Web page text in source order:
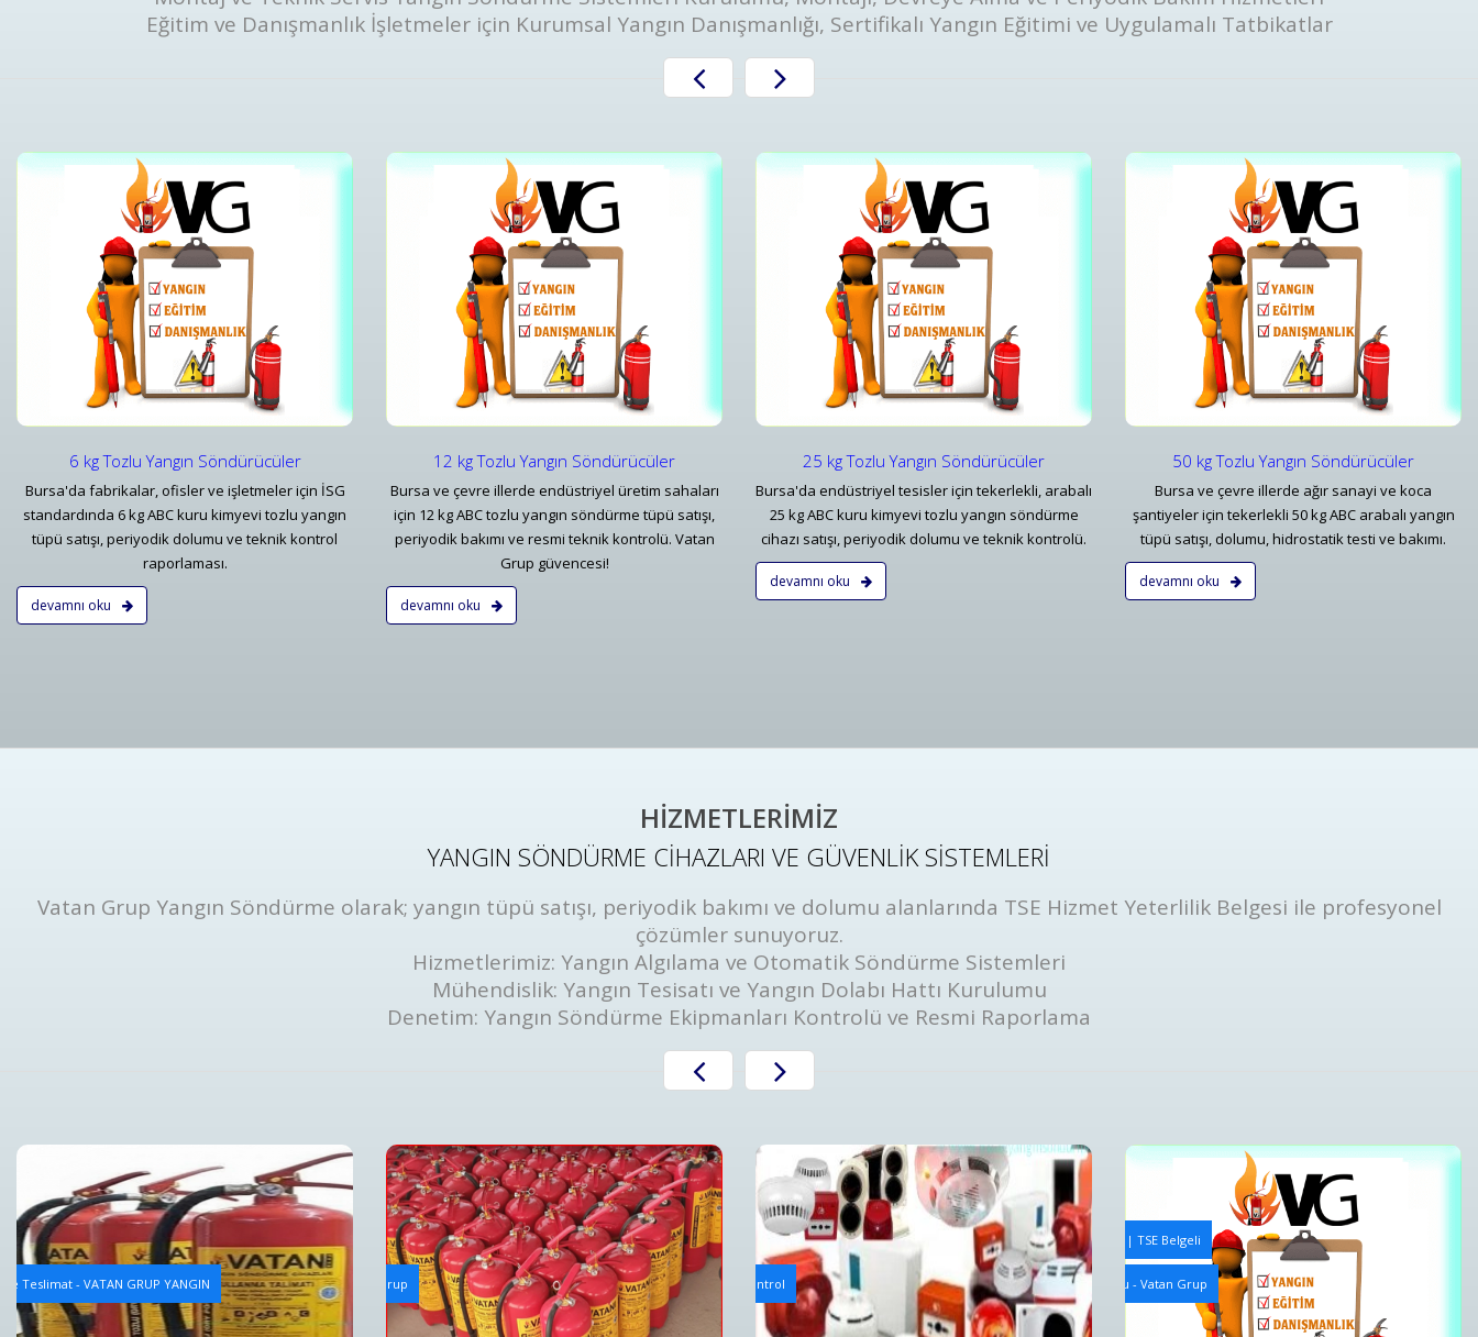
Eğitim ve Danışmanlık İşletmeler için Kurumsal Yangın Danışmanlığı, Sertifikalı Yangın Eğitimi ve Uygulamalı Tatbikatlar
6 kg Tozlu Yangın Söndürücüler
Bursa'da fabrikalar, ofisler ve işletmeler için İSG
standardında 6 kg ABC kuru kimyevi tozlu yangın
tüpü satışı, periyodik dolumu ve teknik kontrol
raporlaması.
devamnı oku
12 kg Tozlu Yangın Söndürücüler
12 kg Tozlu Yangın Söndürücüler
Detaylar
12 kg Tozlu Yangın Söndürücüler
Bursa ve çevre illerde endüstriyel üretim sahaları
için 12 kg ABC tozlu yangın söndürme tüpü satışı,
periyodik bakımı ve resmi teknik kontrolü. Vatan
Grup güvencesi!
devamnı oku
25 kg Tozlu Yangın Söndürücüler
25 kg Tozlu Yangın Söndürücüler
Detaylar
25 kg Tozlu Yangın Söndürücüler
Bursa'da endüstriyel tesisler için tekerlekli, arabalı
25 kg ABC kuru kimyevi tozlu yangın söndürme
cihazı satışı, periyodik dolumu ve teknik kontrolü.
devamnı oku
50 kg Tozlu Yangın Söndürücüler
50 kg Tozlu Yangın Söndürücüler
Detaylar
50 kg Tozlu Yangın Söndürücüler
Bursa ve çevre illerde ağır sanayi ve koca
şantiyeler için tekerlekli 50 kg ABC arabalı yangın
tüpü satışı, dolumu, hidrostatik testi ve bakımı.
devamnı oku
6 Kg Köpüklü Yangın Söndürme Tüpü
6 Kg Köpüklü Yangın Söndürme Tüpü
Detaylar
HİZMETLERİMİZ
YANGIN SÖNDÜRME CİHAZLARI VE GÜVENLİK SİSTEMLERİ
Vatan Grup Yangın Söndürme olarak; yangın tüpü satışı, periyodik bakımı ve dolumu alanlarında TSE Hizmet Yeterlilik Belgesi ile profesyonel
çözümler sunuyoruz.
Hizmetlerimiz: Yangın Algılama ve Otomatik Söndürme Sistemleri
Mühendislik: Yangın Tesisatı ve Yangın Dolabı Hattı Kurulumu
Denetim: Yangın Söndürme Ekipmanları Kontrolü ve Resmi Raporlama
Teslimat - VATAN GRUP YANGIN
Yangın Tüpü Dolum Hizmeti
Bursa Yangın Tüpü Dolum Hizmeti ve Fiyatları - Vatan Grup
Detaylar
Yangın Algılama ve Alarm Bakım ve Kontrolleri
Yangın Algılama ve Alarm Sistemi Bakımı | Periyodik Kontrol
Detaylar
Mekanik Yangın Tesisatı Bakım ve Periyodik Kontrolleri | TSE Belgeli
Bursa Mekanik Yangın Tesisatı ve Yangın Hattı Kurulumu - Vatan Grup
Detaylar
Yangın Algılama ve Alarm Bakım ve Kontrolleri
Bursa Yangın Uyarı Algılama ve Alarm Bakım ve
Detaylar